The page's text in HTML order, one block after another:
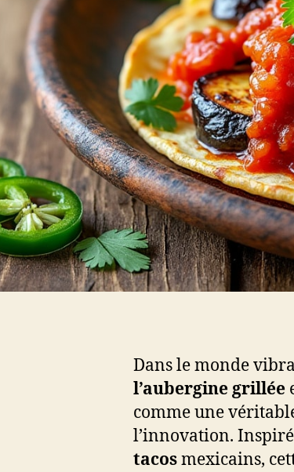
Dans le monde
l’aubergine grillée
comme une
l’innovation.
tacosmexicains,